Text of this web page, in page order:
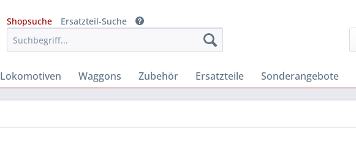
Shopsuche
Ersatzteil-Suche
Lokomotiven Waggons Zubehör Ersatzteile Sonderangebote